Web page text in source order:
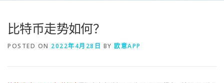
比特币走势如何？
POSTED ON 2022年4月28日 BY 欧意APP